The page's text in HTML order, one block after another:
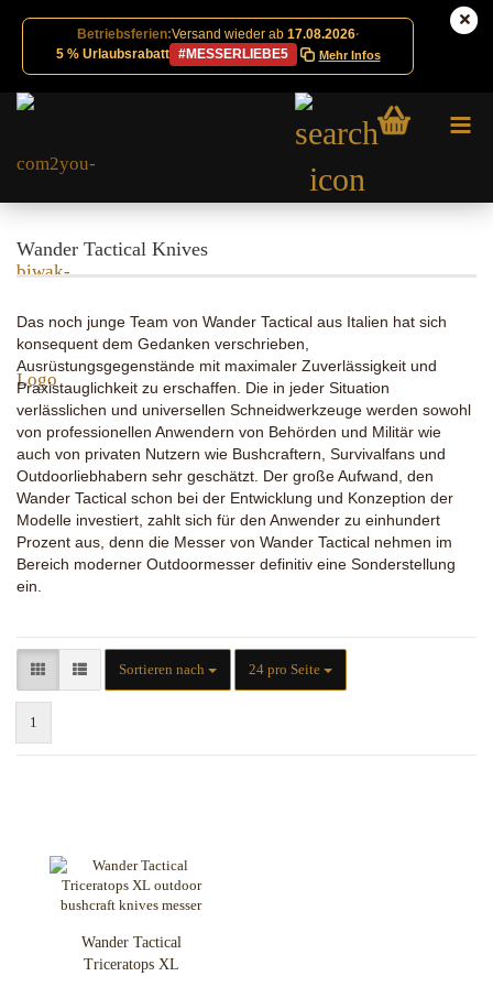
Betriebsferien:Versand wieder ab 17.08.2026·
5 % Urlaubsrabatt
#MESSERLIEBE5 Mehr Infos
Wander Tactical Knives
Das noch junge Team von Wander Tactical aus Italien hat sich
konsequent dem Gedanken verschrieben,
Ausrüstungsgegenstände mit maximaler Zuverlässigkeit und
Praxistauglichkeit zu erschaffen. Die in jeder Situation
verlässlichen und universellen Schneidwerkzeuge werden sowohl
von professionellen Anwendern von Behörden und Militär wie
auch von privaten Nutzern wie Bushcraftern, Survivalfans und
Outdoorliebhabern sehr geschätzt. Der große Aufwand, den
Wander Tactical schon bei der Entwicklung und Konzeption der
Modelle investiert, zahlt sich für den Anwender zu einhundert
Prozent aus, denn die Messer von Wander Tactical nehmen im
Bereich moderner Outdoormesser definitiv eine Sonderstellung
ein.
Sortieren nach
Sortieren nach 24 pro Seite
pro Seite
1
Wander Tactical
Triceratops XL